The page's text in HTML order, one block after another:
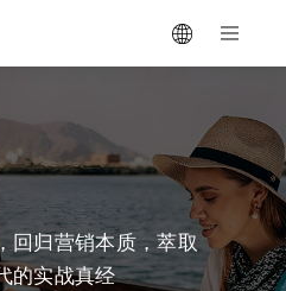
回归营销本质，萃取
的实战真经